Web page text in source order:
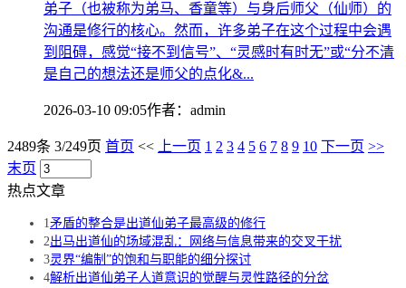
弟子（也被称为弟马、香童等）与身后师父（仙师）的
沟通是修行的核心。然而，许多弟子在这个过程中会遇
到阻碍，感觉“接不到信号”、“灵感时有时无”或“分不清
是自己的想法还是师父的点化&...
2026-03-10 09:05作者： admin
2489条 3/249页 首页 << 上一页 1 2 3 4 5 6 7 8 9 10 下一页 >>
末页
热点文章
1矛盾的整合是出道仙弟子最高级的修行
2出马出道仙的场域混乱：网络与信息带来的交叉干扰
3灵界“编制”的饱和与职能的细分探讨
4解析出道仙弟子人道意识的觉醒与灵性路径的分岔